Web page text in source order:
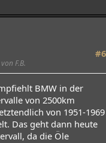
#6
F.B.
BMW in der
von 2500km
von 1951-1969
Das geht dann heute
da die Öle